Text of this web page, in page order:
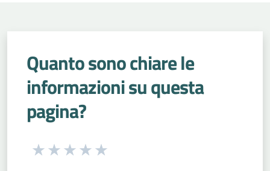
Quanto sono chiare le
informazioni su questa
pagina?
Seleziona una valutazione da 1 a 5 stelle